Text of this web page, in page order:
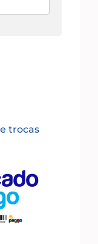
trocas